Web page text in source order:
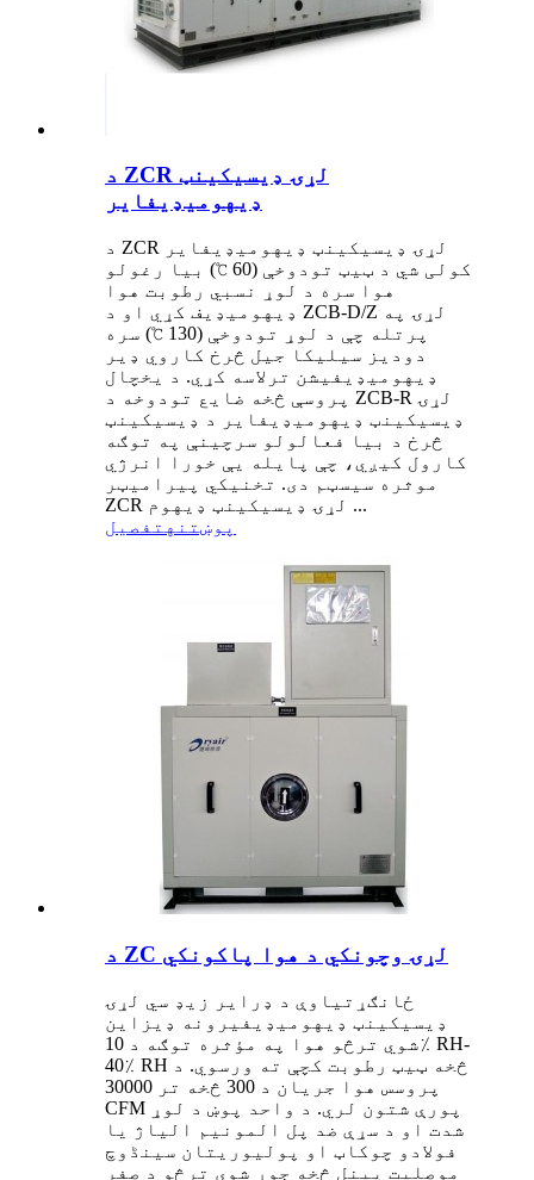
د ZCR لړۍ ډیسیکینټ
ډیهومیډیفایر
د ZCR لړۍ ډیسیکینټ ډیهومیډیفایر
کولی شي د ټیټ تودوخې (60 ℃) بیا رغولو
هوا سره د لوړ نسبي رطوبت هوا
ډیهومیډیف کړي او د ZCB-D/Z لړۍ په
پرتله چې د لوړ تودوخې (130 ℃) سره
دودیز سیلیکا جیل څرخ کاروي ډیر
ډیهومیډیفیشن ترلاسه کړي. د یخچال
پروسې څخه ضایع تودوخه د ZCB-R لړۍ
ډیسیکینټ ډیهومیډیفایر د ډیسیکینټ
څرخ د بیا فعالولو سرچینې په توګه
کارول کیږي، چې پایله یې خورا انرژي
موثره سیسټم دی. تخنیکي پیرامیټر
ZCR لړۍ ډیسیکینټ ډیهوم ...
پوښتنه تفصیل
د ZC لړۍ وچونکي د هوا پاکونکي
ځانګړتیاوې د ډرایر زیډ سي لړۍ
ډیسیکینټ ډیهومیډیفیرونه ډیزاین
شوي ترڅو هوا په مؤثره توګه د 10٪ RH-
40٪ RH څخه ټیټ رطوبت کچې ته ورسوي. د
پروسس هوا جریان د 300 څخه تر 30000
CFM پورې شتون لري. د واحد پوښ د لوړ
شدت او د سړې ضد پل المونیم الیاژ یا
فولادو چوکاټ او پولیوریتان سینڈوچ
موصلیت پینل څخه جوړ شوی ترڅو د صفر